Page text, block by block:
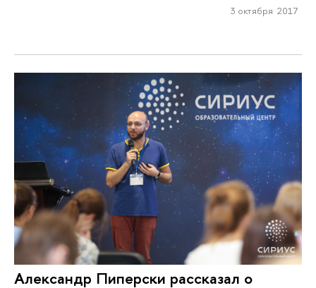
3 октября 2017
Александр Пиперски рассказал о